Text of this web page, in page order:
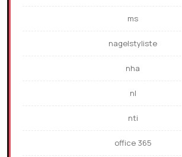
ms
nagelstyliste
nha
nl
nti
office 365